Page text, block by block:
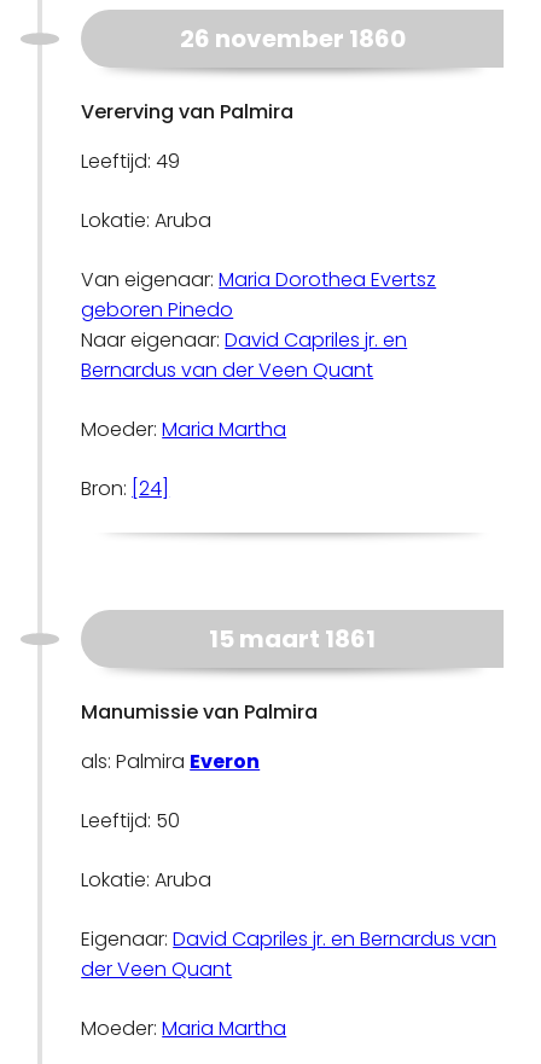
26 november 1860
Vererving van Palmira
Leeftijd: 49
Lokatie: Aruba
Van eigenaar:Maria Dorothea Evertsz
geboren Pinedo
Naar eigenaar:David Capriles jr. en
Bernardus van der Veen Quant
Moeder:Maria Martha
Bron: [24]
15 maart 1861
Manumissie van Palmira
als: Palmira Everon
Leeftijd: 50
Lokatie: Aruba
Eigenaar:David Capriles jr. en Bernardus van
der Veen Quant
Moeder:Maria Martha